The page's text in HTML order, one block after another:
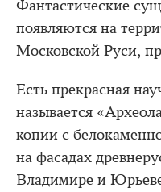
Фантастические
появляются на
Московской Руси,
Есть прекрасная
называется
копии с
на фасадах
Владимире и